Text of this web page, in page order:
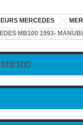
MERCEDES
MB100 1993-